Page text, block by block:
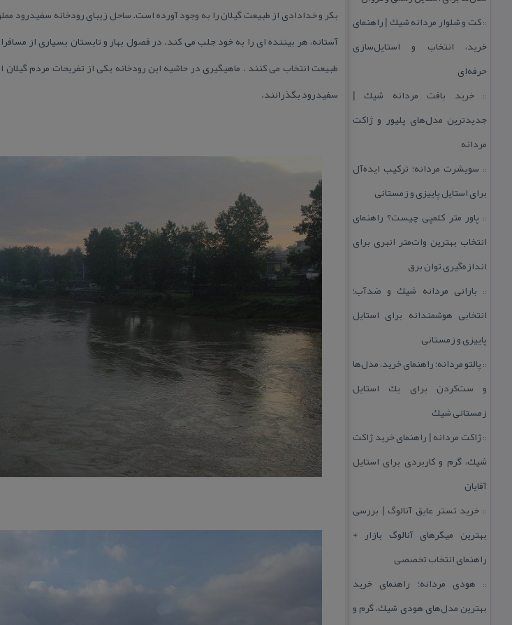
::كت و شلوار مردانه شیك | راهنمای
خرید، انتخاب و استایل‌سازی
حرفه‌ای
::خرید بافت مردانه شیك |
جدیدترین مدل‌های پلیور و ژاكت
مردانه
:: سویشرت مردانه؛ تركیب ایده‌آل
برای استایل پاییزی و زمستانی
:: پاور متر كلمپی چیست؟ راهنمای
انتخاب بهترین وات‌متر انبری برای
اندازه‌گیری توان برق
:: بارانی مردانه شیك و ضدآب؛
انتخابی هوشمندانه برای استایل
پاییزی و زمستانی
:: پالتو مردانه؛ راهنمای خرید، مدل‌ها
و ست‌كردن برای یك استایل
زمستانی شیك
::ژاكت مردانه | راهنمای خرید ژاكت
شیك، گرم و كاربردی برای استایل
آقایان
:: خرید تستر عایق آنالوگ | بررسی
بهترین میگرهای آنالوگ بازار +
راهنمای انتخاب تخصصی
:: هودی مردانه؛ راهنمای خرید
بهترین مدل‌های هودی شیك، گرم و
بكر و خدادادی از طبیعت گیلان را به وجود آورده است. ساحل زیبای رودخانه سفیدرود
آستانه، هر بیننده ای را به خود جلب می كند. در فصول بهار و تابستان بسیاری از
طبیعت انتخاب می كنند . ماهیگیری در حاشیه این رودخانه یكی از تفریحات مردم
سفیدرود بگذرانند.